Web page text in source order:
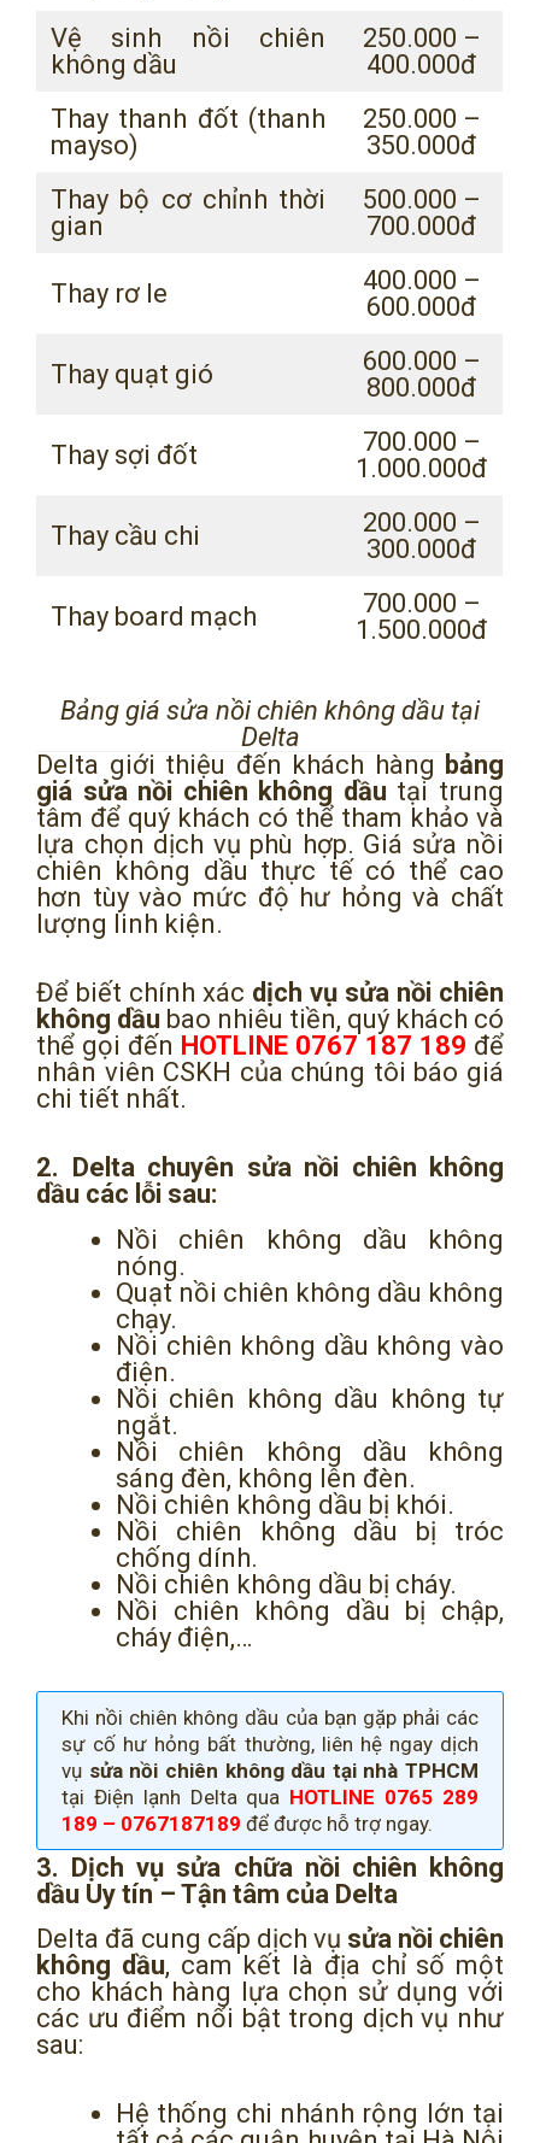
Vệ sinh nồi chiên
không dầu
250.000 –
400.000đ
Thay thanh đốt (thanh
mayso)
250.000 –
350.000đ
Thay bộ cơ chỉnh thời
gian
500.000 –
700.000đ
Thay rơ le
400.000 –
600.000đ
Thay quạt gió
600.000 –
800.000đ
Thay sợi đốt
700.000 –
1.000.000đ
Thay cầu chi
200.000 –
300.000đ
Thay board mạch
700.000 –
1.500.000đ
Bảng giá sửa nồi chiên không dầu tại
Delta
Delta giới thiệu đến khách hàng bảng
giá sửa nồi chiên không dầu tại trung
tâm để quý khách có thể tham khảo và
lựa chọn dịch vụ phù hợp. Giá sửa nồi
chiên không dầu thực tế có thể cao
hơn tùy vào mức độ hư hỏng và chất
lượng linh kiện.
Để biết chính xác dịch vụ sửa nồi chiên
không dầu bao nhiêu tiền, quý khách có
thể gọi đến HOTLINE 0767 187 189 để
nhân viên CSKH của chúng tôi báo giá
chi tiết nhất.
2. Delta chuyên sửa nồi chiên không
dầu các lỗi sau:
Nồi chiên không dầu không
nóng.
Quạt nồi chiên không dầu không
chạy.
Nồi chiên không dầu không vào
điện.
Nồi chiên không dầu không tự
ngắt.
Nồi chiên không dầu không
sáng đèn, không lên đèn.
Nồi chiên không dầu bị khói.
Nồi chiên không dầu bị tróc
chống dính.
Nồi chiên không dầu bị cháy.
Nồi chiên không dầu bị chập,
cháy điện,…
Khi nồi chiên không dầu của bạn gặp phải các
sự cố hư hỏng bất thường, liên hệ ngay dịch
vụ sửa nồi chiên không dầu tại nhà TPHCM
tại Điện lạnh Delta qua HOTLINE 0765 289
189 – 0767187189 để được hỗ trợ ngay.
3. Dịch vụ sửa chữa nồi chiên không
dầu Uy tín – Tận tâm của Delta
Delta đã cung cấp dịch vụ sửa nồi chiên
không dầu, cam kết là địa chỉ số một
cho khách hàng lựa chọn sử dụng với
các ưu điểm nổi bật trong dịch vụ như
sau:
Hệ thống chi nhánh rộng lớn tại